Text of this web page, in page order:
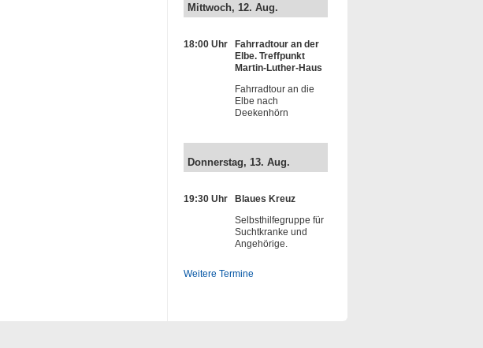
Mittwoch, 12. Aug.
18:00 Uhr
Fahrradtour an der
Elbe. Treffpunkt
Martin-Luther-Haus
Fahrradtour an die
Elbe nach
Deekenhörn
Donnerstag, 13. Aug.
19:30 Uhr
Blaues Kreuz
Selbsthilfegruppe für
Suchtkranke und
Angehörige.
Weitere Termine